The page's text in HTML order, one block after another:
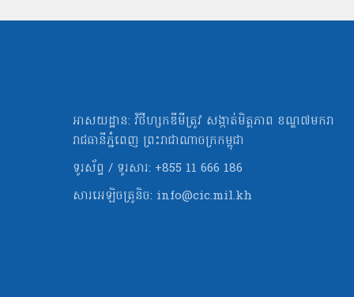
អាសយដ្ឋាន: វិថីហ្សកឌីមីត្រូវ សង្កាត់មិត្ដភាព ខណ្ឌ៧មករា
រាជធានីភ្នំពេញ ព្រះរាជាណាចក្រកម្ពុជា
ទូរស័ព្ទ / ទូរសារ: +855 11 666 186
សារអេឡិចត្រូនិច: info@cic.mil.kh